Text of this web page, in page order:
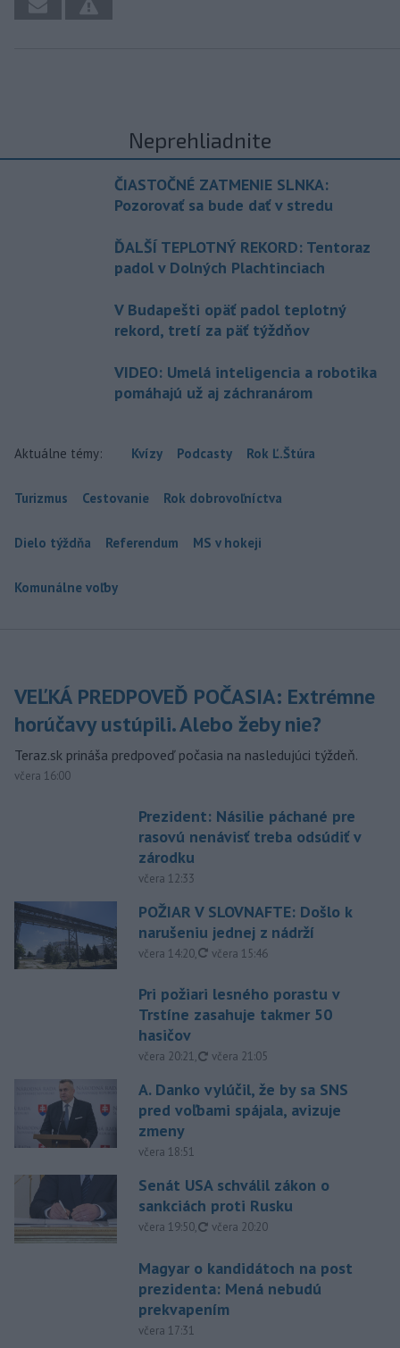
Neprehliadnite
ČIASTOČNÉ ZATMENIE SLNKA:
Pozorovať sa bude dať v stredu
ĎALŠÍ TEPLOTNÝ REKORD: Tentoraz
padol v Dolných Plachtinciach
V Budapešti opäť padol teplotný
rekord, tretí za päť týždňov
VIDEO: Umelá inteligencia a robotika
pomáhajú už aj záchranárom
Aktuálne témy: Kvízy Podcasty Rok Ľ.Štúra
Turizmus Cestovanie Rok dobrovoľníctva
Dielo týždňa Referendum MS v hokeji
Komunálne voľby
VEĽKÁ PREDPOVEĎ POČASIA: Extrémne
horúčavy ustúpili. Alebo žeby nie?
Teraz.sk prináša predpoveď počasia na nasledujúci týždeň.
včera 16:00
Prezident: Násilie páchané pre
rasovú nenávisť treba odsúdiť v
zárodku
včera 12:33
POŽIAR V SLOVNAFTE: Došlo k
narušeniu jednej z nádrží
včera 14:20, aktualizované
včera 15:46
Pri požiari lesného porastu v
Trstíne zasahuje takmer 50
hasičov
včera 20:21, aktualizované
včera 21:05
A. Danko vylúčil, že by sa SNS
pred voľbami spájala, avizuje
zmeny
včera 18:51
Senát USA schválil zákon o
sankciách proti Rusku
včera 19:50, aktualizované
včera 20:20
Magyar o kandidátoch na post
prezidenta: Mená nebudú
prekvapením
včera 17:31